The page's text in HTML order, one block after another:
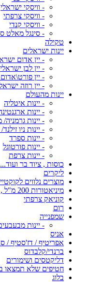
- וויסקי ישראלי
- וויסקי צרפתי
- וויסקי קנדי
- סינגל מאלט
טקילה
יינות ישראלים
- יין אדום
- יין לבן ישראלי
- יין
- יין רוזה
יינות מהעולם
- יינות איטליה
- יינות
- יינות גרמניה/
- יינות ניו
- יינות ספרד
- יינות פורטוגל
- יינות צרפת
כוסות , ציוד בר ועוד...
ליקרים
מוצרים נלווים
מיניאטורות 200 מ"ל , 375 מ"ל , 500 מ"ל
קוניאק צרפתי
רום
שמפנייה
- יינות
אניס
אפריטיף / דז'סטיף /
ברנדי/קלבדוס
דליקטסים ושימורים
חטיפים שלא תמצאו
בלוג